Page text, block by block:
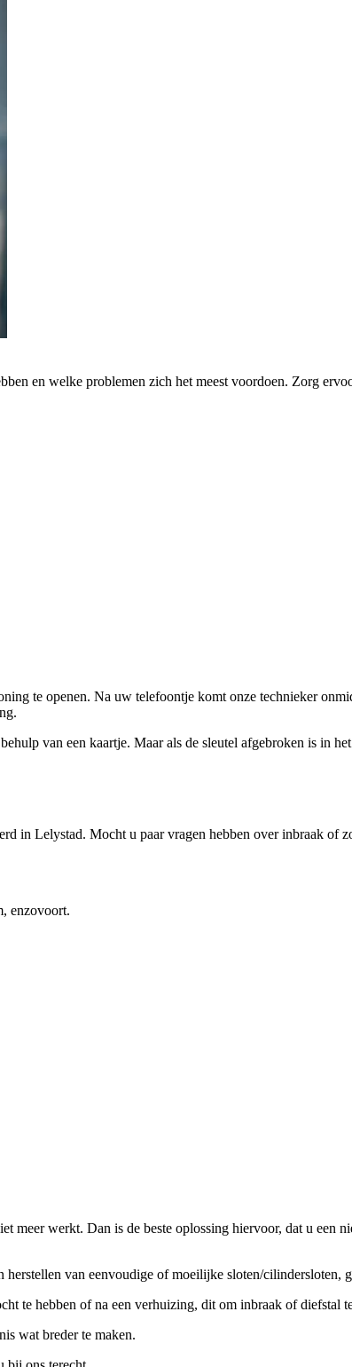
en welke problemen zich het meest voordoen. Zorg
te openen. Na uw telefoontje komt onze technieker
van een kaartje. Maar als de sleutel afgebroken is in
in Lelystad. Mocht u paar vragen hebben over inbraak of
enzovoort.
werkt. Dan is de beste oplossing hiervoor, dat u een
van eenvoudige of moeilijke sloten/cilindersloten,
te hebben of na een verhuizing, dit om inbraak of diefstal
wat breder te maken.